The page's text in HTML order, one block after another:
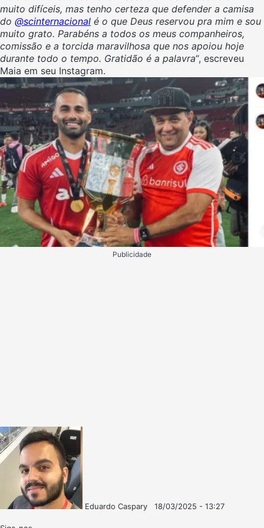
muito difíceis, mas tenho certeza que defender a camisa
do @scinternacional é o que Deus reservou pra mim e sou
muito grato. Parabéns a todos os meus companheiros,
comissão e a torcida maravilhosa que nos apoiou hoje
durante todo o tempo. Gratidão é a palavra“, escreveu
Maia em seu Instagram.
Publicidade
Eduardo Caspary
18/03/2025 - 13:27